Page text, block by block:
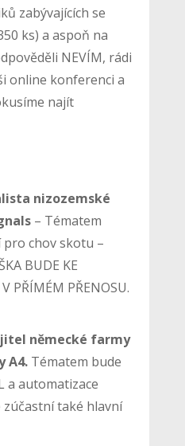
zabývajících se
ks) a aspoň na
NEVÍM, rádi
online konferenci a
najít
nizozemské
– Tématem
chov skotu –
BUDE KE
PŘÍMÉM PŘENOSU.
německé farmy
A4.Tématem bude
a automatizace
také hlavní